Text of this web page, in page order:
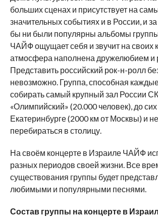
больших сценах и присутствует на
значительных событиях и в России, и
бы ни были популярны альбомы
ЧАЙФ ощущает себя и звучит на своих
атмосфера наполнена дружелюбием и
Представить российский рок-н-ролл
невозможно. Группа, способная
собирать самый крупный зал России СК
«Олимпийский» (20.000 человек), до
Екатеринбурге (2000 км от Москвы) и
перебираться в столицу.
На своём концерте в Израиле ЧАЙФ
разных периодов своей жизни. Все
существования группы будет
любимыми и популярными песнями.
Состав группы на концерте в